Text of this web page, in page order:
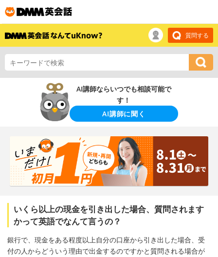
質問する
AI講師ならいつでも相談可能で
す！
AI講師に聞く
いくら以上の現金を引き出した場合、質問されます
かって英語でなんて言うの？
銀行で、現金をある程度以上自分の口座から引き出した場合、受
付の人からどういう理由で出金するのですかと質問される場合が